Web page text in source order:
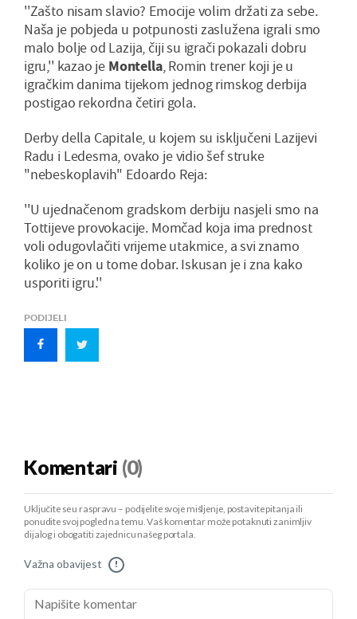
''Zašto nisam slavio? Emocije volim držati za sebe.
Naša je pobjeda u potpunosti zaslužena igrali smo
malo bolje od Lazija, čiji su igrači pokazali dobru
igru,'' kazao je Montella, Romin trener koji je u
igračkim danima tijekom jednog rimskog derbija
postigao rekordna četiri gola.
Derby della Capitale, u kojem su isključeni Lazijevi
Radu i Ledesma, ovako je vidio šef struke
"nebeskoplavih" Edoardo Reja:
''U ujednačenom gradskom derbiju nasjeli smo na
Tottijeve provokacije. Momčad koja ima prednost
voli odugovlačiti vrijeme utakmice, a svi znamo
koliko je on u tome dobar. Iskusan je i zna kako
usporiti igru.''
PODIJELI
Komentari (0)
Uključite se u raspravu – podijelite svoje mišljenje, postavite pitanja ili
ponudite svoj pogled na temu. Vaš komentar može potaknuti zanimljiv
dijalog i obogatiti zajednicu našeg portala.
Važna obavijest !